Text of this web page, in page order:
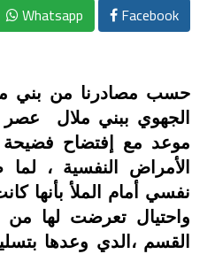
Facebook
Whatsapp
حسب مصادرنا من بني
الجهوي ببني ملال
موعد مع إفتضاح
الأمراض النفسية ،
نفسي أمام الملأ بأنها
واحتيال تعرضت لها
القسم ،الدي وعدها